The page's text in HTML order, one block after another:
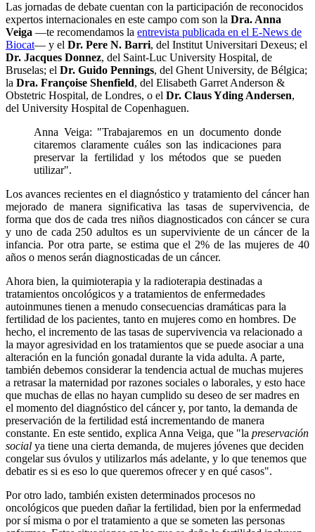
Las jornadas de debate cuentan con la participación de reconocidos
expertos internacionales en este campo com son la Dra. Anna
Veiga —te recomendamos la entrevista publicada en el E-News de
Biocat— y el Dr. Pere N. Barri, del Institut Universitari Dexeus; el
Dr. Jacques Donnez, del Saint-Luc University Hospital, de
Bruselas; el Dr. Guido Pennings, del Ghent University, de Bélgica;
la Dra. Françoise Shenfield, del Elisabeth Garret Anderson &
Obstetric Hospital, de Londres, o el Dr. Claus Yding Andersen,
del University Hospital de Copenhaguen.
Anna Veiga: "Trabajaremos en un documento donde
citaremos claramente cuáles son las indicaciones para
preservar la fertilidad y los métodos que se pueden
utilizar".
Los avances recientes en el diagnóstico y tratamiento del cáncer han
mejorado de manera significativa las tasas de supervivencia, de
forma que dos de cada tres niños diagnosticados con cáncer se cura
y uno de cada 250 adultos es un superviviente de un cáncer de la
infancia. Por otra parte, se estima que el 2% de las mujeres de 40
años o menos serán diagnosticadas de un cáncer.
Ahora bien, la quimioterapia y la radioterapia destinadas a
tratamientos oncológicos y a tratamientos de enfermedades
autoinmunes tienen a menudo consecuencias dramáticas para la
fertilidad de los pacientes, tanto en mujeres como en hombres. De
hecho, el incremento de las tasas de supervivencia va relacionado a
la mayor agresividad en los tratamientos que se puede asociar a una
alteración en la función gonadal durante la vida adulta. A parte,
también debemos considerar la tendencia actual de muchas mujeres
a retrasar la maternidad por razones sociales o laborales, y esto hace
que muchas de ellas no hayan cumplido su deseo de ser madres en
el momento del diagnóstico del cáncer y, por tanto, la demanda de
preservación de la fertilidad está incrementando de manera
constante. En este sentido, explica Anna Veiga, que "la preservación
social ya tiene una cierta demanda, de mujeres jóvenes que deciden
congelar sus óvulos y utilizarlos más adelante, y lo que tenemos que
debatir es si es eso lo que queremos ofrecer y en qué casos".
Por otro lado, también existen determinados procesos no
oncológicos que pueden dañar la fertilidad, bien por la enfermedad
por sí misma o por el tratamiento a que se someten las personas